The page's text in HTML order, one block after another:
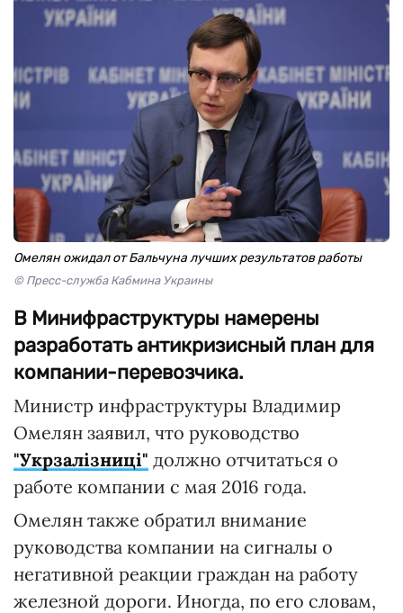
Омелян ожидал от Бальчуна лучших результатов работы
© Пресс-служба Кабмина Украины
В Минифраструктуры намерены
разработать антикризисный план для
компании-перевозчика.
Министр инфраструктуры Владимир
Омелян заявил, что руководство
"Укрзалізниці" должно отчитаться о
работе компании с мая 2016 года.
Омелян также обратил внимание
руководства компании на сигналы о
негативной реакции граждан на работу
железной дороги. Иногда, по его словам,